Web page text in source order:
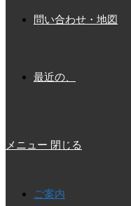
問い合わせ・地図
最近の、
メニュー 閉じる
ご案内